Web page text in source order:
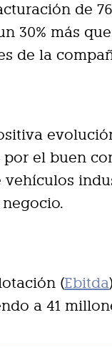
de
30% más
de la
el buen
(Ebitda
a 41